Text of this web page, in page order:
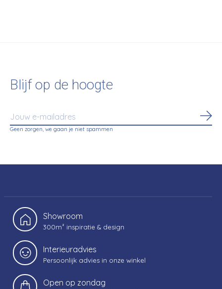
Blijf op de hoogte
Geen zorgen, we gaan je niet spammen
Showroom
300m² inspiratie & design
Interieuradvies
Persoonlijk advies in onze winkel
Open op zondag